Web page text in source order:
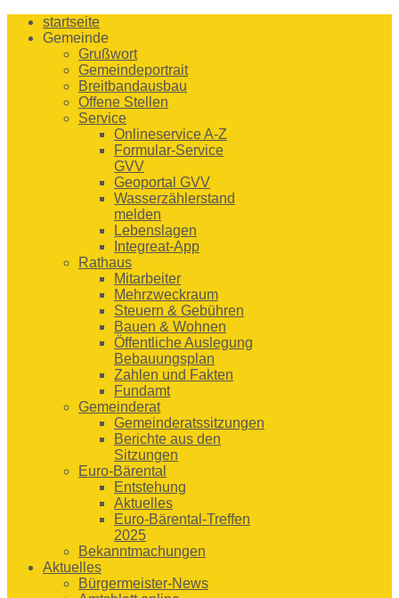
startseite
Gemeinde
Grußwort
Gemeindeportrait
Breitbandausbau
Offene Stellen
Service
Onlineservice A-Z
Formular-Service
GVV
Geoportal GVV
Wasserzählerstand
melden
Lebenslagen
Integreat-App
Rathaus
Mitarbeiter
Mehrzweckraum
Steuern & Gebühren
Bauen & Wohnen
Öffentliche Auslegung
Bebauungsplan
Zahlen und Fakten
Fundamt
Gemeinderat
Gemeinderatssitzungen
Berichte aus den
Sitzungen
Euro-Bärental
Entstehung
Aktuelles
Euro-Bärental-Treffen
2025
Bekanntmachungen
Aktuelles
Bürgermeister-News